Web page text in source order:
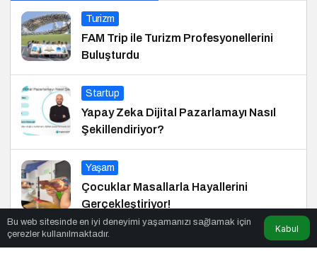
Turizm
FAM Trip ile Turizm Profesyonellerini
Buluşturdu
Startup
Yapay Zeka Dijital Pazarlamayı Nasıl
Şekillendiriyor?
Yaşam
Çocuklar Masallarla Hayallerini
Gerçekleştiriyor!
Bu web sitesinde en iyi deneyimi yaşamanızı sağlamak için
çerezler kullanılmaktadır.
Kabul